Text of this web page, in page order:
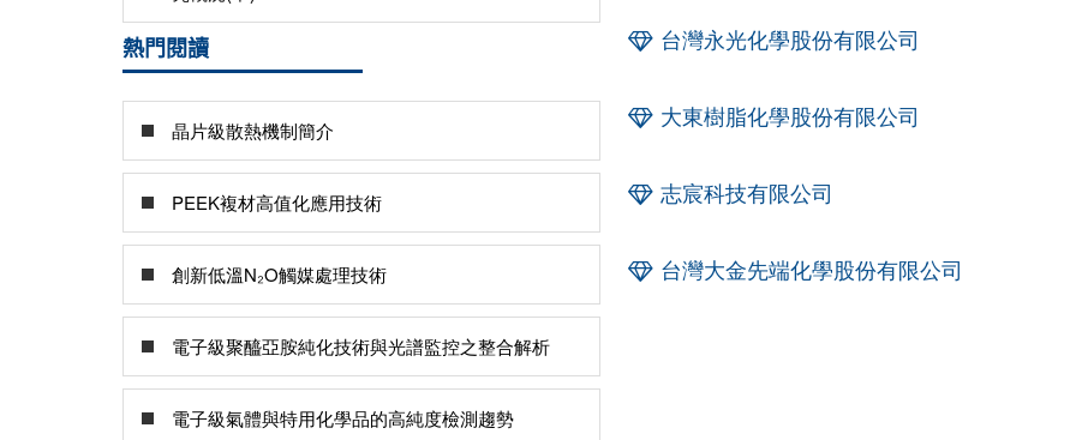
熱門閱讀
晶片級散熱機制簡介
PEEK複材高值化應用技術
創新低溫N₂O觸媒處理技術
電子級聚醯亞胺純化技術與光譜監控之整合解析
電子級氣體與特用化學品的高純度檢測趨勢
台灣永光化學股份有限公司
大東樹脂化學股份有限公司
志宸科技有限公司
台灣大金先端化學股份有限公司